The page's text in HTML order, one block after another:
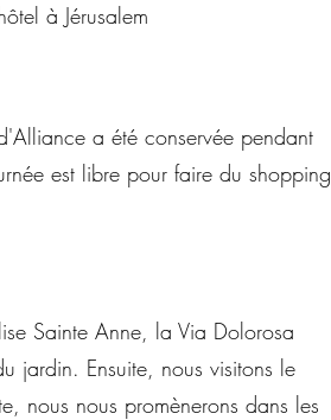
à Jérusalem
a été conservée pendant
est libre pour faire du shopping
Sainte Anne, la Via Dolorosa
jardin. Ensuite, nous visitons le
nous nous promènerons dans les